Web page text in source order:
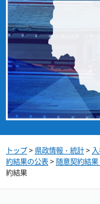
トップ> 県政情報・統計>
約結果の公表> 随意契約結果
約結果